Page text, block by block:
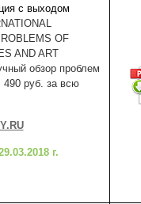
с выходом
OF
AND ART
обзор проблем
490 руб. за всю
03.2018 г.